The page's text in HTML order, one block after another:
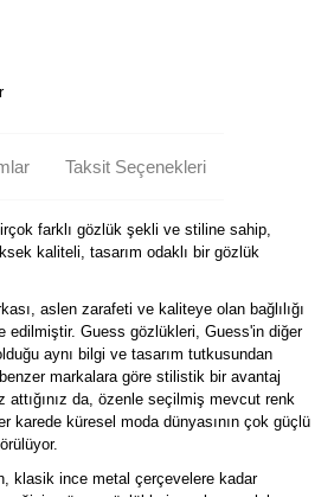
Taksit Seçenekleri
farklı gözlük şekli ve stiline sahip,
kaliteli, tasarım odaklı bir gözlük
aslen zarafeti ve kaliteye olan bağlılığı
edilmiştir. Guess gözlükleri, Guess'in diğer
aynı bilgi ve tasarım tutkusundan
markalara göre stilistik bir avantaj
attığınız da, özenle seçilmiş mevcut renk
karede küresel moda dünyasının çok güçlü
klasik ince metal çerçevelere kadar